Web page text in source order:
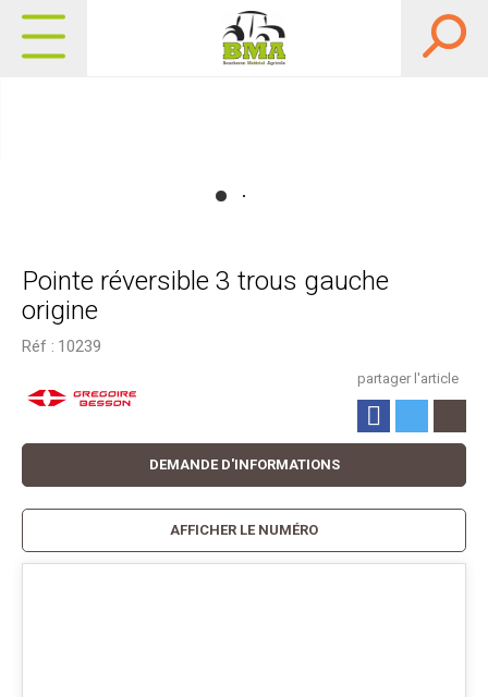
Pointe réversible 3 trous gauche
origine
Réf : 10239
partager l'article
DEMANDE D'INFORMATIONS
AFFICHER LE NUMÉRO